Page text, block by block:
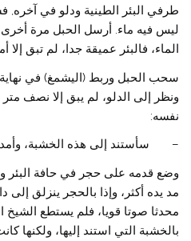
طرفي البئر الطينية ودلو في آخره,
ليس فيه ماء. أرسل الحبل مرة أخرى
الماء، فالبئر عميقة جدا، لم تبق إلا
سحب الحبل وربط (اليشمغ) في
ونظر إلى الدلو، لم يبق إلا نصف
نفسه:
– سأستند إلى هذه الخشبة، وأمد
وضع قدمه على حجر في حافة البئر
مد يده أكثر، وإذا بالحجر ينزلق
محدثا صوتا قويا، فلم يستطع الشيخ
بالخشبة التي استند إليها، ولكنها